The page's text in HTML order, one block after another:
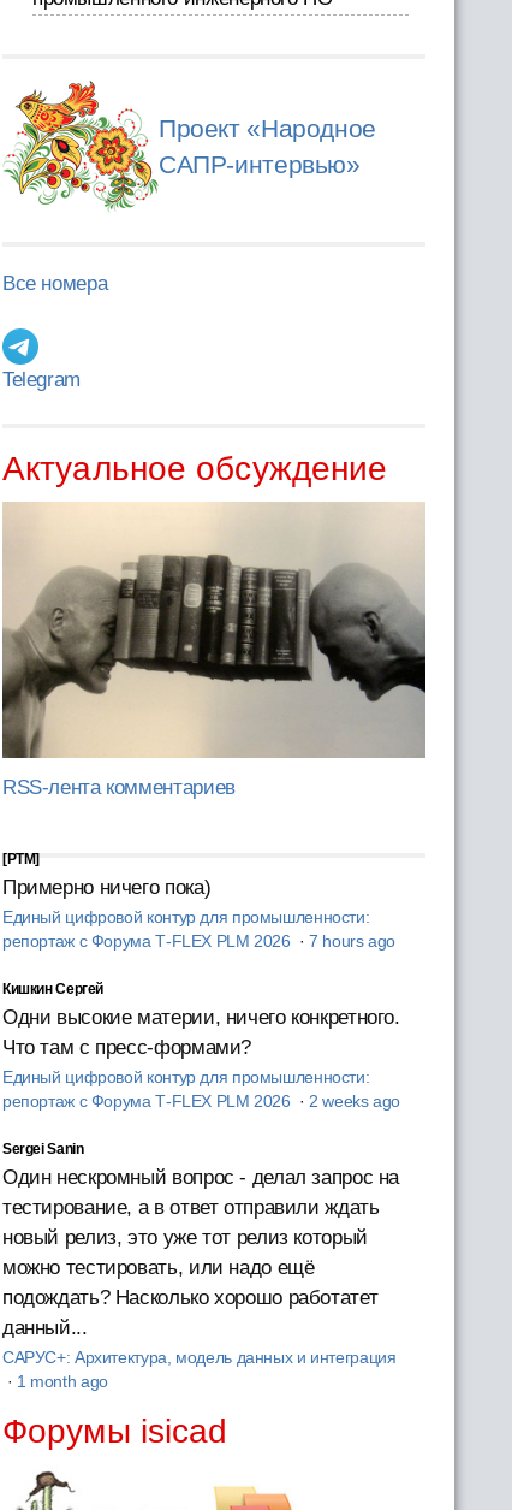
Проект «Народное
САПР-интервью»
Все номера
Telegram
Актуальное обсуждение
RSS-лента комментариев
[PTM]
Примерно ничего пока)
Единый цифровой контур для промышленности:
репортаж с Форума T‑FLEX PLM 2026 ·7 hours ago
Кишкин Сергей
Одни высокие материи, ничего конкретного.
Что там с пресс-формами?
Единый цифровой контур для промышленности:
репортаж с Форума T‑FLEX PLM 2026 · 2 weeks ago
Sergei Sanin
Один нескромный вопрос - делал запрос на
тестирование, а в ответ отправили ждать
новый релиз, это уже тот релиз который
можно тестировать, или надо ещё
подождать? Насколько хорошо работатет
данный...
САРУС+: Архитектура, модель данных и интеграция
· 1 month ago
Форумы isicad